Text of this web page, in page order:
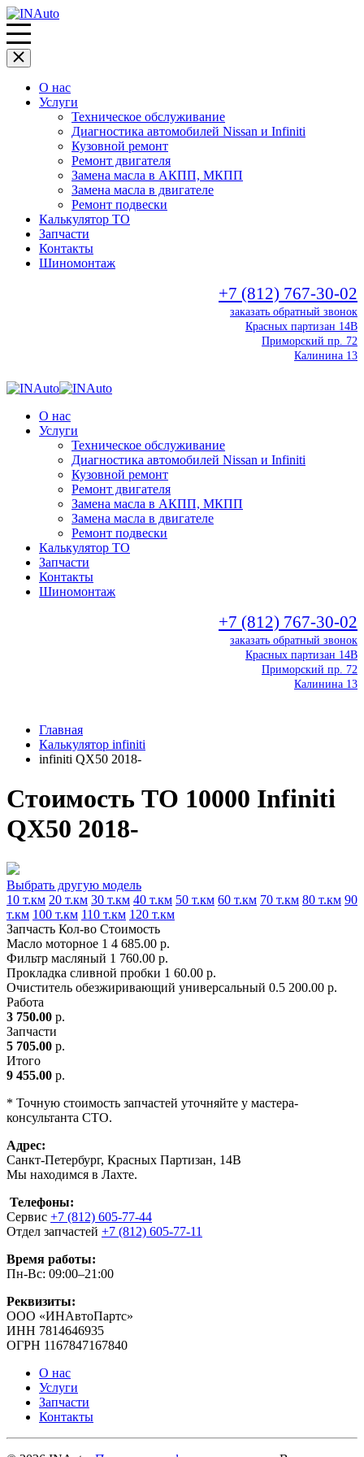
О нас
Услуги
Техническое обслуживание
Диагностика автомобилей Nissan и Infiniti
Кузовной ремонт
Ремонт двигателя
Замена масла в АКПП, МКПП
Замена масла в двигателе
Ремонт подвески
Калькулятор ТО
Запчасти
Контакты
Шиномонтаж
+7 (812) 767-30-02
заказать обратный звонок
Красных партизан 14В
Приморский пр. 72
Калинина 13
О нас
Услуги
Техническое обслуживание
Диагностика автомобилей Nissan и Infiniti
Кузовной ремонт
Ремонт двигателя
Замена масла в АКПП, МКПП
Замена масла в двигателе
Ремонт подвески
Калькулятор ТО
Запчасти
Контакты
Шиномонтаж
+7 (812) 767-30-02
заказать обратный звонок
Красных партизан 14В
Приморский пр. 72
Калинина 13
Главная
Калькулятор infiniti
infiniti QX50 2018-
Стоимость ТО 10000 Infiniti
QX50 2018-
Выбрать другую модель
10 т.км 20 т.км 30 т.км 40 т.км 50 т.км 60 т.км 70 т.км 80 т.км 90
т.км 100 т.км 110 т.км 120 т.км
Запчасть Кол-во Стоимость
Масло моторное 1 4 685.00 р.
Фильтр масляный 1 760.00 р.
Прокладка сливной пробки 1 60.00 р.
Очиститель обезжиривающий универсальный 0.5 200.00 р.
Работа
3 750.00 р.
Запчасти
5 705.00 р.
Итого
9 455.00 р.
* Точную стоимость запчастей уточняйте у мастера-
консультанта СТО.
Адрес:
Санкт-Петербург, Красных Партизан, 14В
Мы находимся в Лахте.
Телефоны:
Сервис +7 (812) 605-77-44
Отдел запчастей +7 (812) 605-77-11
Время работы:
Пн-Вс: 09:00–21:00
Реквизиты:
ООО «ИНАвтоПартс»
ИНН 7814646935
ОГРН 1167847167840
О нас
Услуги
Запчасти
Контакты